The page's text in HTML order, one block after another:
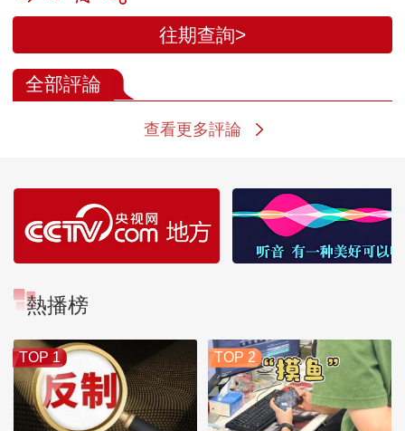
往期查詢>
全部評論
查看更多評論
熱播榜
TOP 1 TOP 2